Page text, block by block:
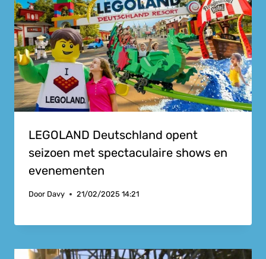
LEGOLAND Deutschland opent
seizoen met spectaculaire shows en
evenementen
Door Davy 21/02/2025 14:21